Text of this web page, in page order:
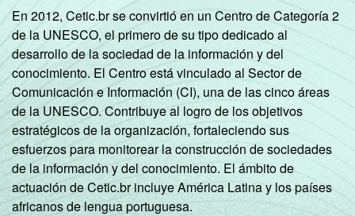
En 2012, Cetic.br se convirtió en un Centro de Categoría 2
de la UNESCO, el primero de su tipo dedicado al
desarrollo de la sociedad de la información y del
conocimiento. El Centro está vinculado al Sector de
Comunicación e Información (CI), una de las cinco áreas
de la UNESCO. Contribuye al logro de los objetivos
estratégicos de la organización, fortaleciendo sus
esfuerzos para monitorear la construcción de sociedades
de la información y del conocimiento. El ámbito de
actuación de Cetic.br incluye América Latina y los países
africanos de lengua portuguesa.